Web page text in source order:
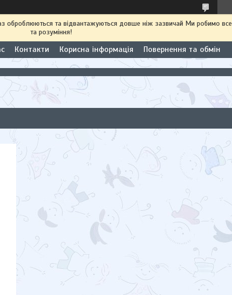
оброблюються та відвантажуються довше ніж зазвичай Ми робимо
та розуміння!
Контакти Корисна інформація Повернення та обмін